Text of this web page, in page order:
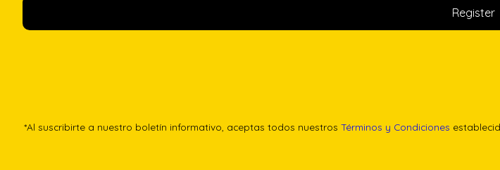
*Al suscribirte a nuestro boletín informativo, aceptas todos nuestros Términos y Condiciones